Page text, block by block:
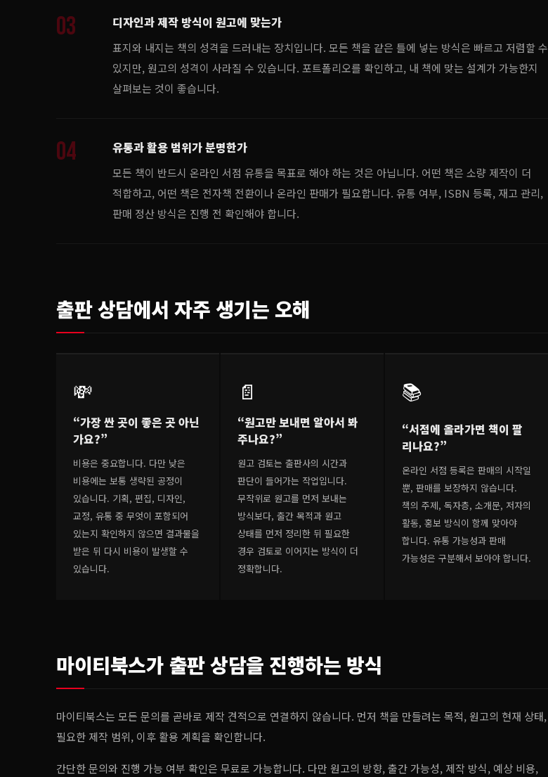
03 디자인과 제작 방식이 원고에 맞는가
표지와 내지는 책의 성격을 드러내는 장치입니다. 모든 책을 같은 틀에 넣는 방식은 빠르고 저렴할 수
있지만, 원고의 성격이 사라질 수 있습니다. 포트폴리오를 확인하고, 내 책에 맞는 설계가 가능한지
살펴보는 것이 좋습니다.
04 유통과 활용 범위가 분명한가
모든 책이 반드시 온라인 서점 유통을 목표로 해야 하는 것은 아닙니다. 어떤 책은 소량 제작이 더
적합하고, 어떤 책은 전자책 전환이나 온라인 판매가 필요합니다. 유통 여부, ISBN 등록, 재고 관리,
판매 정산 방식은 진행 전 확인해야 합니다.
출판 상담에서 자주 생기는 오해
💸
“가장 싼 곳이 좋은 곳 아닌
가요?”
비용은 중요합니다. 다만 낮은
비용에는 보통 생략된 공정이
있습니다. 기획, 편집, 디자인,
교정, 유통 중 무엇이 포함되어
있는지 확인하지 않으면 결과물을
받은 뒤 다시 비용이 발생할 수
있습니다.
📄
“원고만 보내면 알아서 봐
주나요?”
원고 검토는 출판사의 시간과
판단이 들어가는 작업입니다.
무작위로 원고를 먼저 보내는
방식보다, 출간 목적과 원고
상태를 먼저 정리한 뒤 필요한
경우 검토로 이어지는 방식이 더
정확합니다.
📚
“서점에 올라가면 책이 팔
리나요?”
온라인 서점 등록은 판매의 시작일
뿐, 판매를 보장하지 않습니다.
책의 주제, 독자층, 소개문, 저자의
활동, 홍보 방식이 함께 맞아야
합니다. 유통 가능성과 판매
가능성은 구분해서 보아야 합니다.
마이티북스가 출판 상담을 진행하는 방식
마이티북스는 모든 문의를 곧바로 제작 견적으로 연결하지 않습니다. 먼저 책을 만들려는 목적, 원고의 현재 상태,
필요한 제작 범위, 이후 활용 계획을 확인합니다.
간단한 문의와 진행 가능 여부 확인은 무료로 가능합니다. 다만 원고의 방향, 출간 가능성, 제작 방식, 예상 비용,